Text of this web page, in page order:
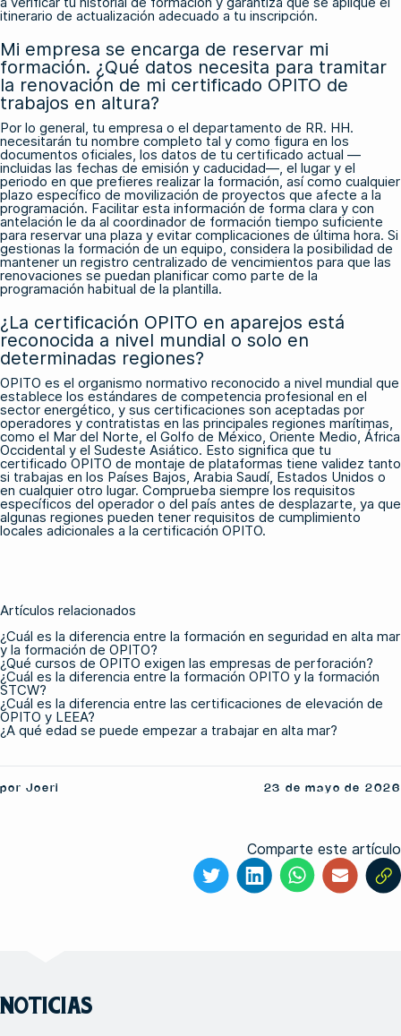
itinerario de actualización adecuado a tu inscripción.
Mi empresa se encarga de reservar mi
formación. ¿Qué datos necesita para tramitar
la renovación de mi certificado OPITO de
trabajos en altura?
Por lo general, tu empresa o el departamento de RR. HH.
necesitarán tu nombre completo tal y como figura en los
documentos oficiales, los datos de tu certificado actual —
incluidas las fechas de emisión y caducidad—, el lugar y el
periodo en que prefieres realizar la formación, así como cualquier
plazo específico de movilización de proyectos que afecte a la
programación. Facilitar esta información de forma clara y con
antelación le da al coordinador de formación tiempo suficiente
para reservar una plaza y evitar complicaciones de última hora. Si
gestionas la formación de un equipo, considera la posibilidad de
mantener un registro centralizado de vencimientos para que las
renovaciones se puedan planificar como parte de la
programación habitual de la plantilla.
¿La certificación OPITO en aparejos está
reconocida a nivel mundial o solo en
determinadas regiones?
OPITO es el organismo normativo reconocido a nivel mundial que
establece los estándares de competencia profesional en el
sector energético, y sus certificaciones son aceptadas por
operadores y contratistas en las principales regiones marítimas,
como el Mar del Norte, el Golfo de México, Oriente Medio, África
Occidental y el Sudeste Asiático. Esto significa que tu
certificado OPITO de montaje de plataformas tiene validez tanto
si trabajas en los Países Bajos, Arabia Saudí, Estados Unidos o
en cualquier otro lugar. Comprueba siempre los requisitos
específicos del operador o del país antes de desplazarte, ya que
algunas regiones pueden tener requisitos de cumplimiento
locales adicionales a la certificación OPITO.
Artículos relacionados
¿Cuál es la diferencia entre la formación en seguridad en alta mar
y la formación de OPITO?
¿Qué cursos de OPITO exigen las empresas de perforación?
¿Cuál es la diferencia entre la formación OPITO y la formación
STCW?
¿Cuál es la diferencia entre las certificaciones de elevación de
OPITO y LEEA?
¿A qué edad se puede empezar a trabajar en alta mar?
por Joeri 23 de mayo de 2026
Comparte este artículo
NOTICIAS